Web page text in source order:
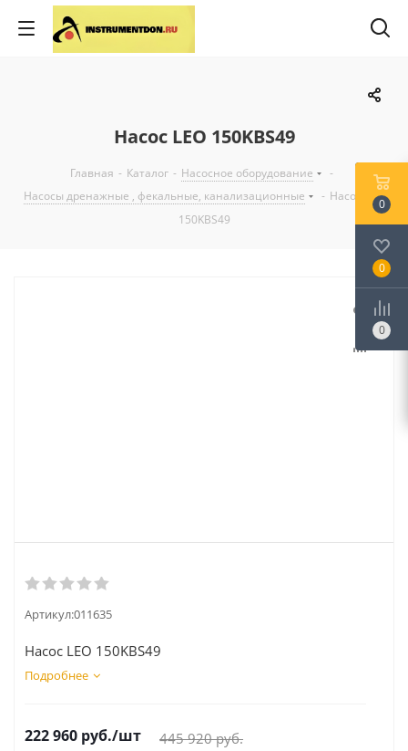
Насос LEO 150KBS49
Главная - Каталог - Насосное оборудование
-
Насосы дренажные , фекальные, канализационные
- Насос LEO
150KBS49
Артикул:011635
Насос LEO 150KBS49
Подробнее
222 960 руб./шт 445 920руб.
0
0
0